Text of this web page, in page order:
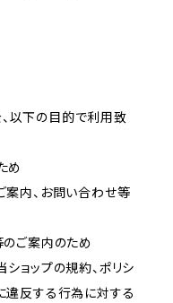
以下の目的で利用致
め
案内、お問い合わせ等
のご案内のため
ショップの規約、ポリシ
違反する行為に対する